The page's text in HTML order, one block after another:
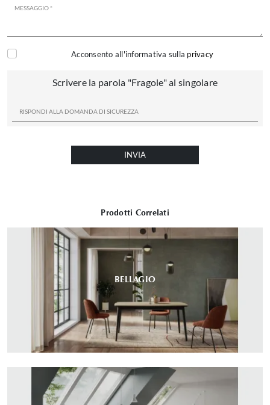
Prodotti Correlati
BELLAGIO
Acconsento all'informativa sulla privacy
Scrivere la parola "Fragole" al singolare
INVIA